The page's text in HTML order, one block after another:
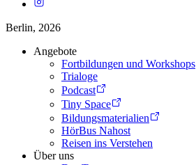
Berlin, 2026
Angebote
Fortbildungen und Workshops
Trialoge
Podcast
Tiny Space
Bildungsmaterialien
HörBus Nahost
Reisen ins Verstehen
Über uns